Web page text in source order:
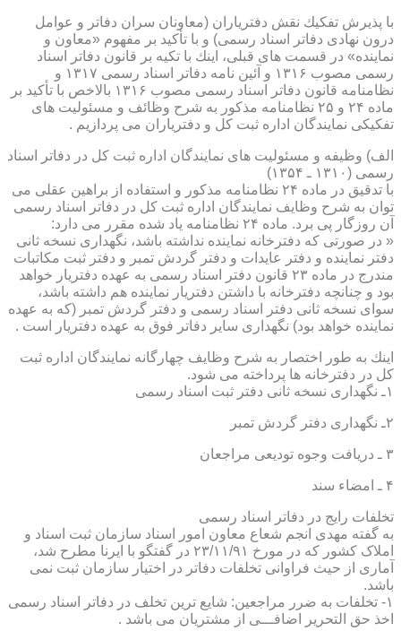
با پذیرش تفكیك نقش دفتریاران (معاونان سران دفاتر و عوامل
درون نهادی دفاتر اسناد رسمی) و با تأكید بر مفهوم «معاون و
نماینده» در قسمت های قبلی، اینك با تكیه بر قانون دفاتر اسناد
رسمی مصوب ۱۳۱۶ و آئین نامه دفاتر اسناد رسمی ۱۳۱۷ و
نظامنامه قانون دفاتر اسناد رسمی مصوب ۱۳۱۶ بالاخص با تأكید بر
ماده ۲۴ و ۲۵ نظامنامه مذكور به شرح وظائف و مسئولیت های
تفكیكی نمایندگان اداره ثبت كل و دفتریاران می پردازیم .
الف) وظیفه و مسئولیت های نمایندگان اداره ثبت كل در دفاتر اسناد
رسمی (۱۳۱۰ ـ ۱۳۵۴)
با تدقیق در ماده ۲۴ نظامنامه مذكور و استفاده از براهین عقلی می
توان به شرح وظایف نمایندگان اداره ثبت كل در دفاتر اسناد رسمی
آن روزگار پی برد. ماده ۲۴ نظامنامه یاد شده مقرر می دارد:
« در صورتی كه دفترخانه نماینده نداشته باشد، نگهداری نسخه ثانی
دفتر نماینده و دفتر عایدات و دفتر گردش تمبر و دفتر ثبت مكاتبات
مندرج در ماده ۲۳ قانون دفتر اسناد رسمی به عهده دفتریار خواهد
بود و چنانچه دفترخانه با داشتن دفتریار نماینده هم داشته باشد،
سوای نسخه ثانی دفتر اسناد رسمی و دفتر گردش تمبر (كه به عهده
نماینده خواهد بود) نگهداری سایر دفاتر فوق به عهده دفتریار است .
اینك به طور اختصار به شرح وظایف چهارگانه نمایندگان اداره ثبت
كل در دفترخانه ها پرداخته می شود.
۱ـ نگهداری نسخه ثانی دفتر ثبت اسناد رسمی
۲ـ نگهداری دفتر گردش تمبر
۳ ـ دریافت وجوه تودیعی مراجعان
۴ ـ امضاء سند
تخلفات رایج در دفاتر اسناد رسمی
به گفته مهدی انجم شعاع معاون امور اسناد سازمان ثبت اسناد و
املاک کشور که در مورخ ۲۳/۱۱/۹۱ در گفتگو با ایرنا مطرح شد،
آماری از حیث فراوانی تخلفات دفاتر در اختیار سازمان ثبت نمی
باشد.
۱- تخلفات به ضرر مراجعین: شایع ترین تخلف در دفاتر اسناد رسمی
اخذ حق التحریر اضافـــی از مشتریان می باشد .